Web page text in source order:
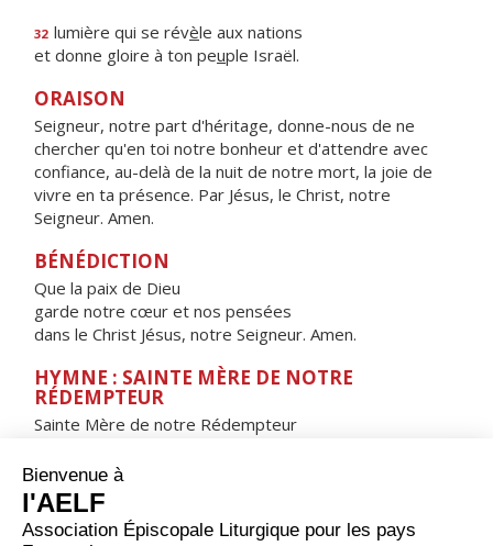
32 lumière qui se révèle aux nations
et donne gloire à ton peuple Israël.
ORAISON
Seigneur, notre part d'héritage, donne-nous de ne
chercher qu'en toi notre bonheur et d'attendre avec
confiance, au-delà de la nuit de notre mort, la joie de
vivre en ta présence. Par Jésus, le Christ, notre
Seigneur. Amen.
BÉNÉDICTION
Que la paix de Dieu
garde notre cœur et nos pensées
dans le Christ Jésus, notre Seigneur. Amen.
HYMNE : SAINTE MÈRE DE NOTRE
RÉDEMPTEUR
Sainte Mère de notre Rédempteur
Étoile de la mer,
Viens au secours du peuple qui tombe
et qui cherche à se relever.
Tu as enfanté, ô merveille !